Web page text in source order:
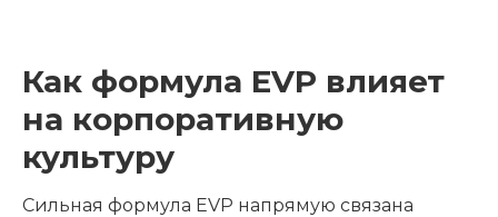
Как формула EVP влияет
на корпоративную
культуру
Сильная формула EVP напрямую связана